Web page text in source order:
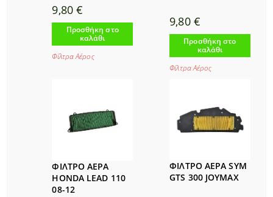
9,80 €
Προσθήκη στο
καλάθι
Φίλτρα Αέρος
9,80 €
Προσθήκη στο
καλάθι
Φίλτρα Αέρος
ΦΙΛΤΡΟ ΑΕΡΑ
HONDA LEAD 110
08-12
ΦΙΛΤΡΟ ΑΕΡΑ SYM
GTS 300 JOYMAX